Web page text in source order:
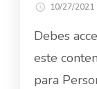
10/27/2021
Debes
este
para